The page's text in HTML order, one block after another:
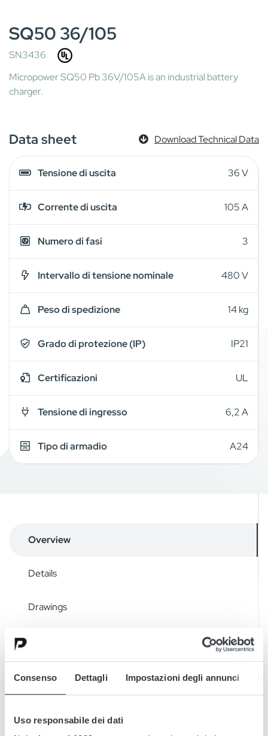
Consenso Dettagli Impostazioni degli annunci
Uso responsabile dei dati
SQ50 36/105
SN3436
Micropower SQ50 Pb 36V/105A is an industrial battery
charger.
Data sheet Download Technical Data
Tensione di uscita 36 V
Corrente di uscita 105 A
Numero di fasi 3
Intervallo di tensione nominale 480 V
Peso di spedizione 14 kg
Grado di protezione (IP) IP21
Certificazioni UL
Tensione di ingresso 6,2 A
Tipo di armadio A24
Overview
Details
Drawings
Downloads
Micropower SQ is a 3-phase battery charger with capacities